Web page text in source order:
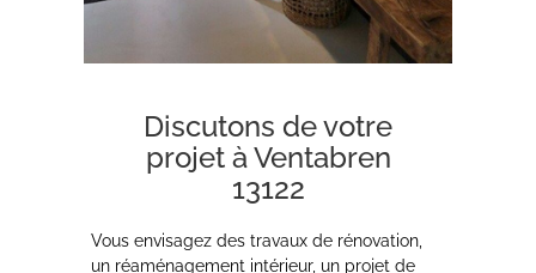
Discutons de votre
projet à Ventabren
13122
Vous envisagez des travaux de rénovation,
un réaménagement intérieur, un projet de